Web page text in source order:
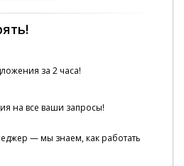
за 2 часа!
на все ваши запросы!
— мы знаем, как работать